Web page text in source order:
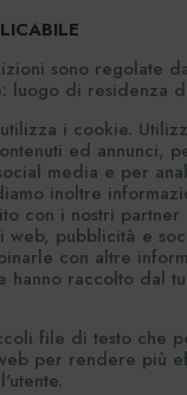
sono regolate
luogo di residenza
i cookie.
ed annunci,
media e per
inoltre
con i nostri partner
web, pubblicità e
con altre
hanno raccolto dal
file di testo che
per rendere più